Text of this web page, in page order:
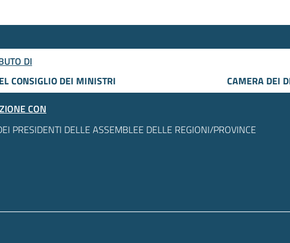
DI
CONSIGLIO DEI MINISTRI
CAMERA DEI
CON
PRESIDENTI DELLE ASSEMBLEE DELLE REGIONI/PROVINCE